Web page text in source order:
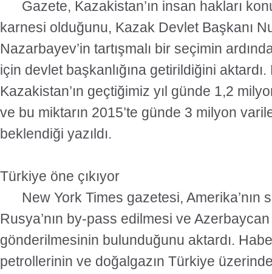
Gazete, Kazakistan’ın insan hakları
karnesi olduğunu, Kazak Devlet Başkanı
Nazarbayev’in tartışmalı bir seçimin
için devlet başkanlığına getirildiğini
Kazakistan’ın geçtiğimiz yıl günde 1,2
ve bu miktarın 2015’te günde 3 milyon varile
beklendiği yazıldı.
Türkiye öne çıkıyor
New York Times gazetesi, Amerika’nın
Rusya’nın by-pass edilmesi ve
gönderilmesinin bulunduğunu aktardı.
petrollerinin ve doğalgazın Türkiye